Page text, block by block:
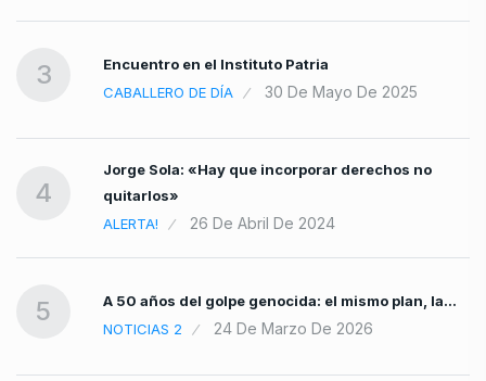
3
Encuentro en el Instituto Patria
CABALLERO DE DÍA
30 De Mayo De 2025
4
Jorge Sola: «Hay que incorporar derechos no
quitarlos»
ALERTA!
26 De Abril De 2024
5
A 50 años del golpe genocida: el mismo plan, la…
NOTICIAS 2
24 De Marzo De 2026